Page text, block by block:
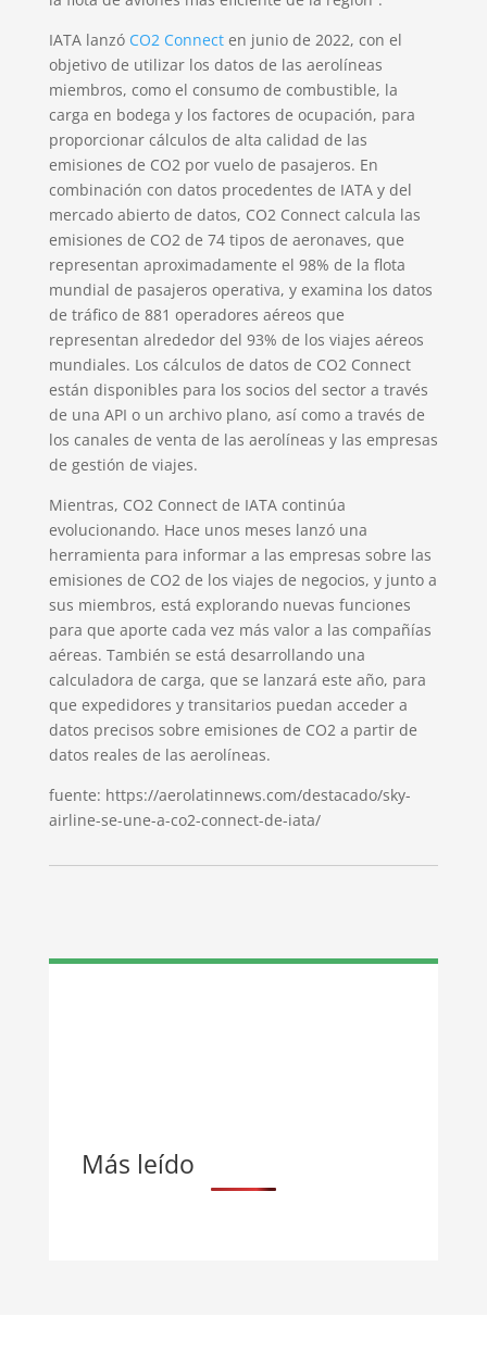
IATA lanzó CO2 Connecten junio de 2022, con el
objetivo de utilizar los datos de las aerolíneas
miembros, como el consumo de combustible, la
carga en bodega y los factores de ocupación, para
proporcionar cálculos de alta calidad de las
emisiones de CO2 por vuelo de pasajeros. En
combinación con datos procedentes de IATA y del
mercado abierto de datos, CO2 Connect calcula las
emisiones de CO2 de 74 tipos de aeronaves, que
representan aproximadamente el 98% de la flota
mundial de pasajeros operativa, y examina los datos
de tráfico de 881 operadores aéreos que
representan alrededor del 93% de los viajes aéreos
mundiales. Los cálculos de datos de CO2 Connect
están disponibles para los socios del sector a través
de una API o un archivo plano, así como a través de
los canales de venta de las aerolíneas y las empresas
de gestión de viajes.
Mientras, CO2 Connect de IATA continúa
evolucionando. Hace unos meses lanzó una
herramienta para informar a las empresas sobre las
emisiones de CO2 de los viajes de negocios, y junto a
sus miembros, está explorando nuevas funciones
para que aporte cada vez más valor a las compañías
aéreas. También se está desarrollando una
calculadora de carga, que se lanzará este año, para
que expedidores y transitarios puedan acceder a
datos precisos sobre emisiones de CO2 a partir de
datos reales de las aerolíneas.
fuente: https://aerolatinnews.com/destacado/sky-
airline-se-une-a-co2-connect-de-iata/
Más leído